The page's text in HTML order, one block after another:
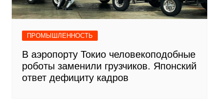
ПРОМЫШЛЕННОСТЬ
В аэропорту Токио человекоподобные
роботы заменили грузчиков. Японский
ответ дефициту кадров